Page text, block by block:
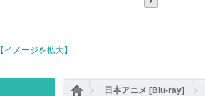
【イメージを拡大】
日本アニメ [Blu-ray]